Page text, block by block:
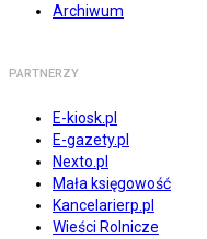
Archiwum
PARTNERZY
E-kiosk.pl
E-gazety.pl
Nexto.pl
Mała księgowość
Kancelarierp.pl
Wieści Rolnicze